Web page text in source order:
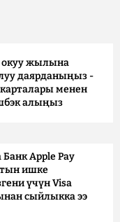
жылына
даярданыңыз -
менен
алыңыз
Банк Apple Pay
ишке
үчүн Visa
сыйлыкка ээ